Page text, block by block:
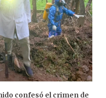
confesó el crimen de